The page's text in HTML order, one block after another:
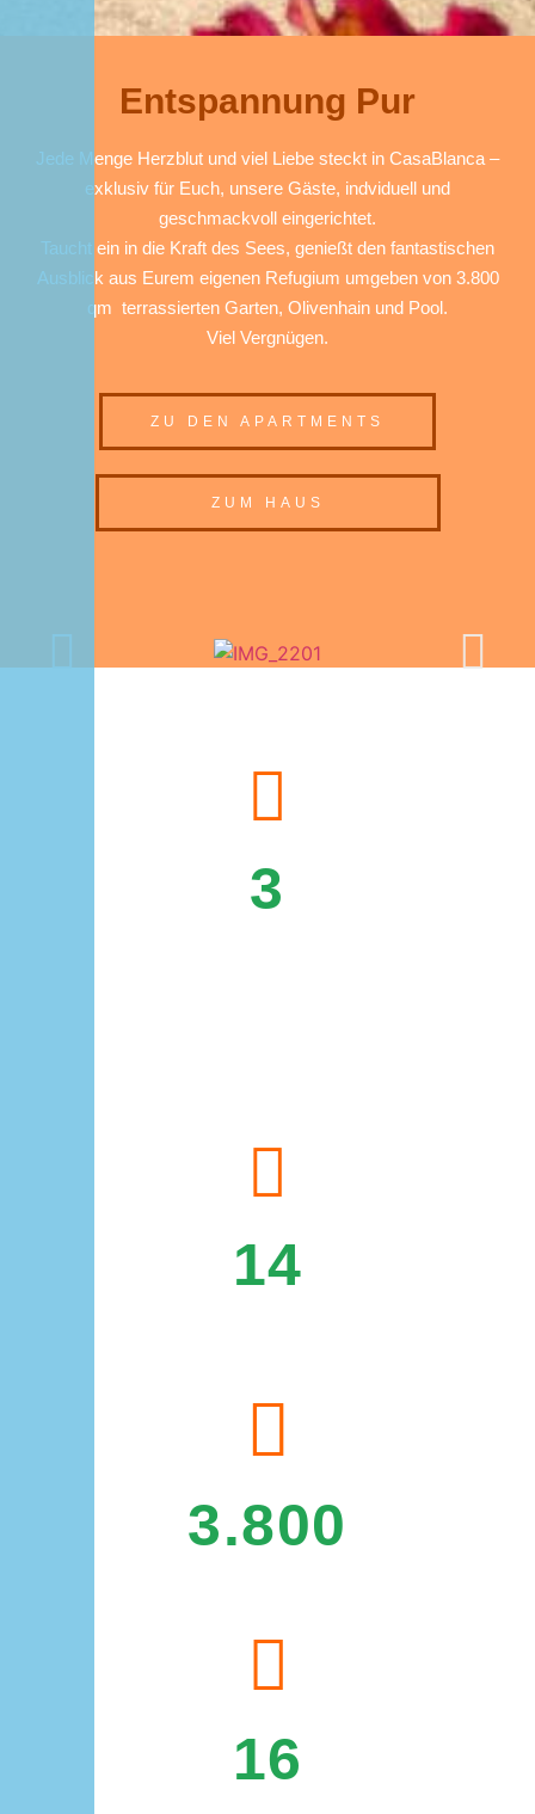
Entspannung Pur
Jede Menge Herzblut und viel Liebe steckt in CasaBlanca –
exklusiv für Euch, unsere Gäste, indviduell und
geschmackvoll eingerichtet.
Taucht ein in die Kraft des Sees, genießt den fantastischen
Ausblick aus Eurem eigenen Refugium umgeben von 3.800
qm terrassierten Garten, Olivenhain und Pool.
Viel Vergnügen.
ZU DEN APARTMENTS
ZUM HAUS
3
14
3.800
16